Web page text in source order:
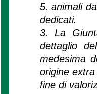
5. animali
dedicati.
3. La
dettaglio
medesima
origine
fine di